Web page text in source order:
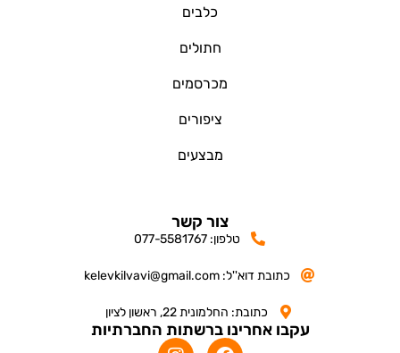
צור קשר
טלפון: 077-5581767
כתובת דוא''ל: kelevkilvavi@gmail.com
כתובת: החלמונית 22, ראשון לציון
עקבו אחרינו ברשתות החברתיות
כלבים
חתולים
מכרסמים
ציפורים
מבצעים